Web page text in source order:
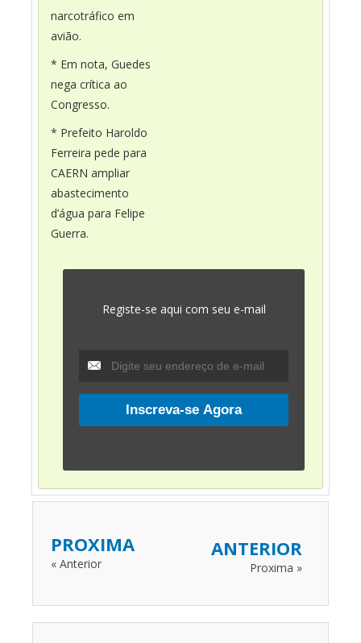
narcotráfico em
avião.
* Em nota, Guedes
nega crítica ao
Congresso.
* Prefeito Haroldo
Ferreira pede para
CAERN ampliar
abastecimento
d’água para Felipe
Guerra.
Registe-se aqui com seu e-mail
PROXIMA
« Anterior
ANTERIOR
Proxima »